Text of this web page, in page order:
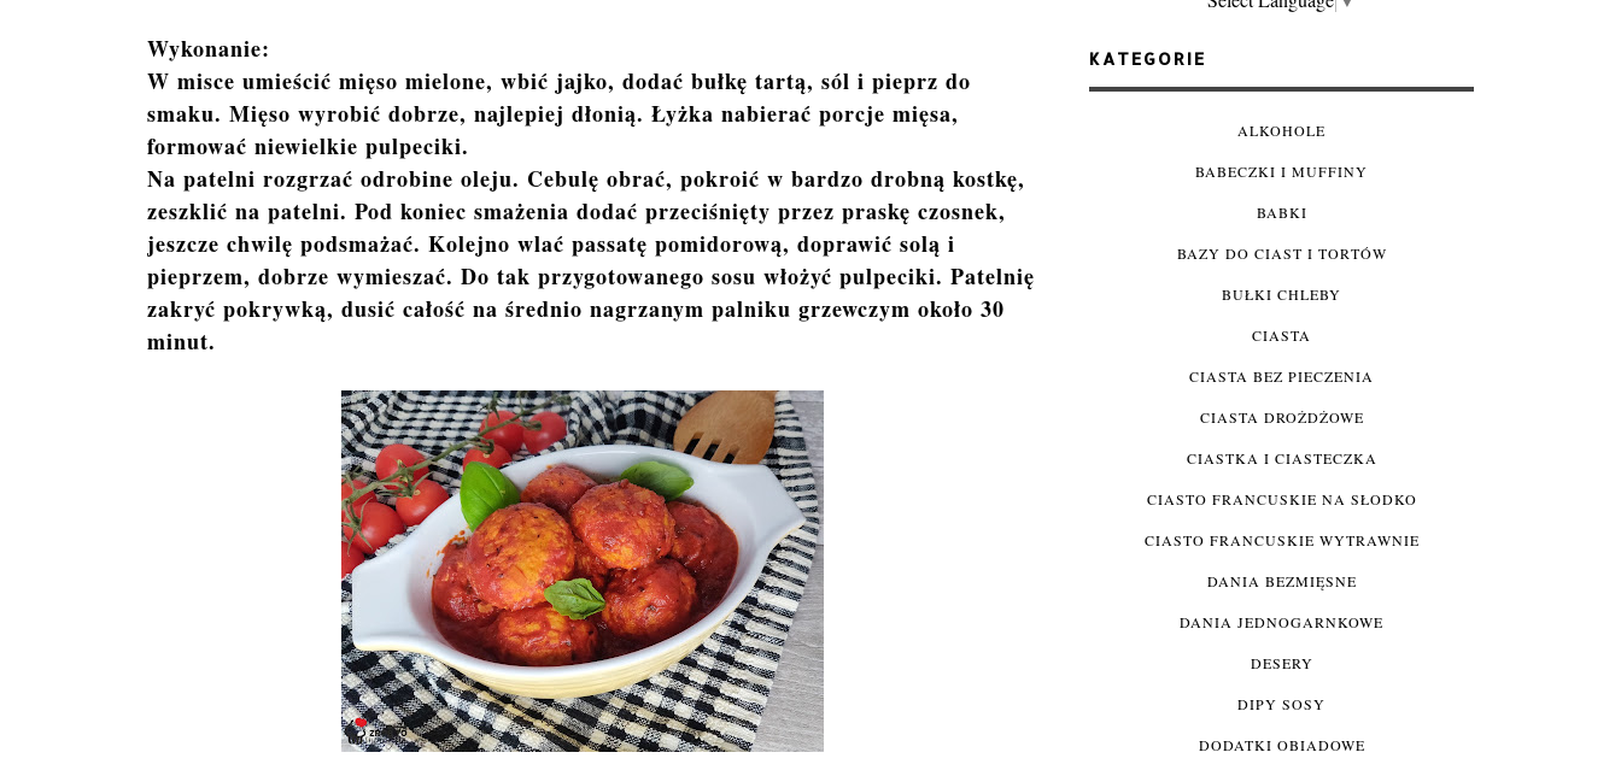
Wykonanie:
W misce umieścić mięso mielone, wbić jajko, dodać bułkę tartą, sól i pieprz do
smaku. Mięso wyrobić dobrze, najlepiej dłonią. Łyżka nabierać porcje mięsa,
formować niewielkie pulpeciki.
Na patelni rozgrzać odrobine oleju. Cebulę obrać, pokroić w bardzo drobną kostkę,
zeszklić na patelni. Pod koniec smażenia dodać przeciśnięty przez praskę czosnek,
jeszcze chwilę podsmażać. Kolejno wlać passatę pomidorową, doprawić solą i
pieprzem, dobrze wymieszać. Do tak przygotowanego sosu włożyć pulpeciki. Patelnię
zakryć pokrywką, dusić całość na średnio nagrzanym palniku grzewczym około 30
minut.
KATEGORIE
ALKOHOLE
BABECZKI I MUFFINY
BABKI
BAZY DO CIAST I TORTÓW
BUŁKI CHLEBY
CIASTA
CIASTA BEZ PIECZENIA
CIASTA DROŻDŻOWE
CIASTKA I CIASTECZKA
CIASTO FRANCUSKIE NA SŁODKO
CIASTO FRANCUSKIE WYTRAWNIE
DANIA BEZMIĘSNE
DANIA JEDNOGARNKOWE
DESERY
DIPY SOSY
DODATKI OBIADOWE